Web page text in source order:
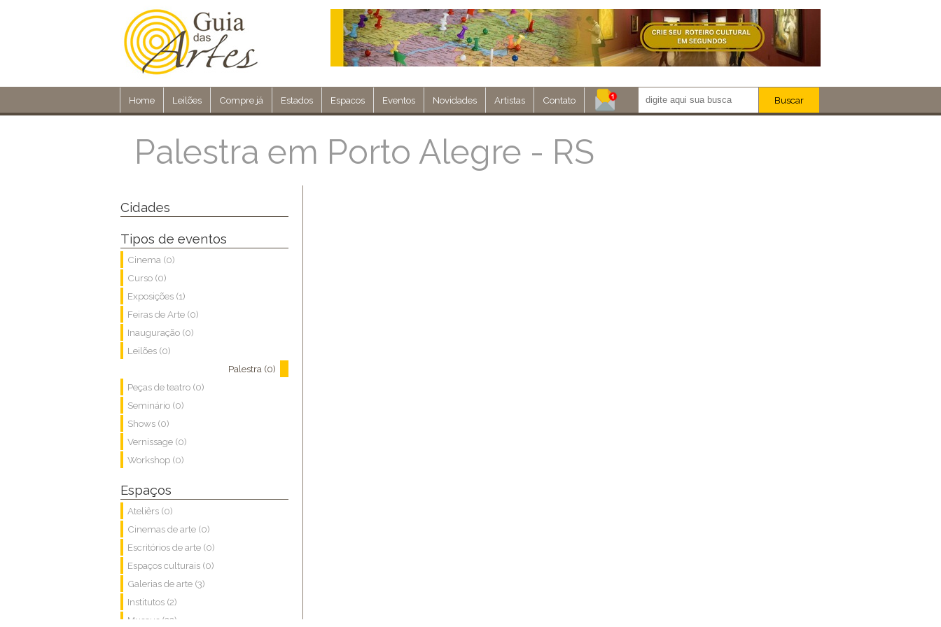
Home Leilões Compre já Estados Espacos Eventos Novidades Artistas Contato Buscar
Palestra em Porto Alegre - RS
Cidades
Tipos de eventos
Cinema (0)
Curso (0)
Exposições (1)
Feiras de Arte (0)
Inauguração (0)
Leilões (0)
Palestra (0)
Peças de teatro (0)
Seminário (0)
Shows (0)
Vernissage (0)
Workshop (0)
Espaços
Ateliêrs (0)
Cinemas de arte (0)
Escritórios de arte (0)
Espaços culturais (0)
Galerias de arte (3)
Institutos (2)
Museus (22)